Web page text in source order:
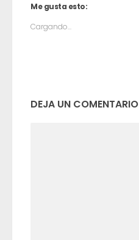
Me gusta esto:
Cargando...
DEJA UN COMENTARIO